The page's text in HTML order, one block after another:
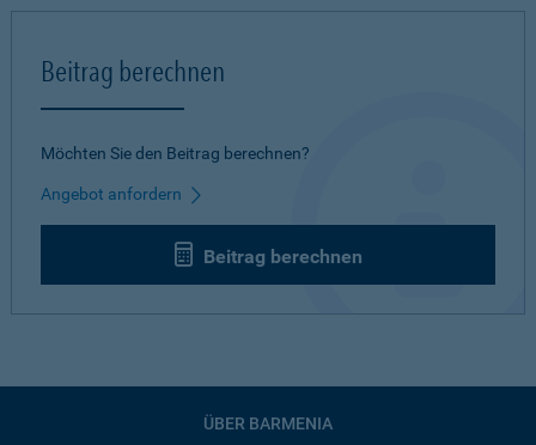
Beitrag berechnen
Möchten Sie den Beitrag berechnen?
Angebot anfordern
Beitrag berechnen
ÜBER BARMENIA